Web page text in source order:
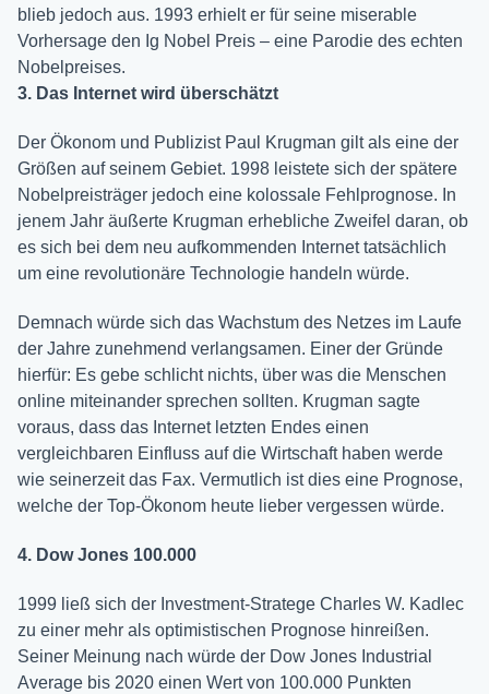
blieb jedoch aus. 1993 erhielt er für seine miserable
Vorhersage den Ig Nobel Preis – eine Parodie des echten
Nobelpreises.
3. Das Internet wird überschätzt
Der Ökonom und Publizist Paul Krugman gilt als eine der
Größen auf seinem Gebiet. 1998 leistete sich der spätere
Nobelpreisträger jedoch eine kolossale Fehlprognose. In
jenem Jahr äußerte Krugman erhebliche Zweifel daran, ob
es sich bei dem neu aufkommenden Internet tatsächlich
um eine revolutionäre Technologie handeln würde.
Demnach würde sich das Wachstum des Netzes im Laufe
der Jahre zunehmend verlangsamen. Einer der Gründe
hierfür: Es gebe schlicht nichts, über was die Menschen
online miteinander sprechen sollten. Krugman sagte
voraus, dass das Internet letzten Endes einen
vergleichbaren Einfluss auf die Wirtschaft haben werde
wie seinerzeit das Fax. Vermutlich ist dies eine Prognose,
welche der Top-Ökonom heute lieber vergessen würde.
4. Dow Jones 100.000
1999 ließ sich der Investment-Stratege Charles W. Kadlec
zu einer mehr als optimistischen Prognose hinreißen.
Seiner Meinung nach würde der Dow Jones Industrial
Average bis 2020 einen Wert von 100.000 Punkten